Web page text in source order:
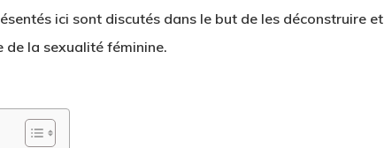
ici sont discutés dans le but de les déconstruire et
la sexualité féminine.